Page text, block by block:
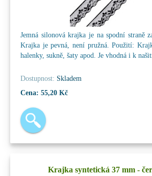
Jemná silonová krajka je na spodní straně
Krajka je pevná, není pružná. Použití:
halenky, sukně, šaty apod. Je vhodná i k
Dostupnost: Skladem
Cena: 55,20 Kč
Krajka syntetická 37 mm -